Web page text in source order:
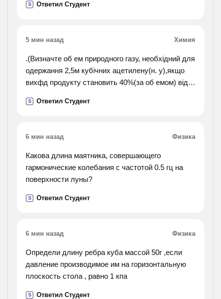
S Ответил Студент
5 мин назад Химия
.(Визначте об ем природного газу, необхідний для
одержання 2,5м кубічних ацетилену(н. у),якщо
вихфд продукту становить 40%(за об емом) від
природному газі становить 95%).
S Ответил Студент
6 мин назад Физика
Какова длина маятника, совершающего
гармонические колебания с частотой 0.5 гц на
поверхности луны?
S Ответил Студент
6 мин назад Физика
Определи длину ребра куба массой 50г ,если
давление производимое им на горизонтальную
плоскость стола , равно 1 кпа
S Ответил Студент